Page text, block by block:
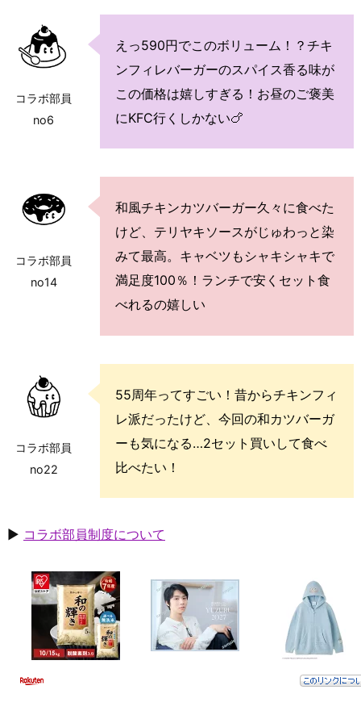
コラボ部員
no6
えっ590円でこのボリューム！？チキ
ンフィレバーガーのスパイス香る味が
この価格は嬉しすぎる！お昼のご褒美
にKFC行くしかない🍗
コラボ部員
no14
和風チキンカツバーガー久々に食べた
けど、テリヤキソースがじゅわっと染
みて最高。キャベツもシャキシャキで
満足度100％！ランチで安くセット食
べれるの嬉しい
コラボ部員
no22
55周年ってすごい！昔からチキンフィ
レ派だったけど、今回の和カツバーガ
ーも気になる…2セット買いして食べ
比べたい！
▶ コラボ部員制度について